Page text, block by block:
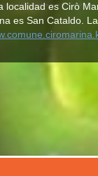
localidad es Cirò
es San Cataldo.